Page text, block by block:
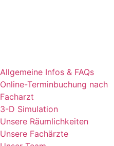
Allgemeine Infos & FAQs
Online-Terminbuchung nach
Facharzt
3-D Simulation
Unsere Räumlichkeiten
Unsere Fachärzte